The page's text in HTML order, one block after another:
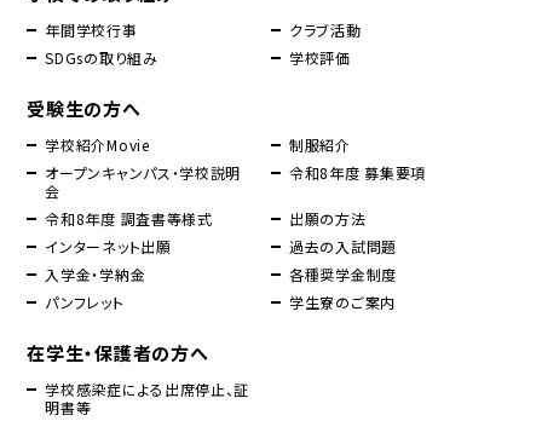
年間学校行事
クラブ活動
SDGsの取り組み
学校評価
受験生の方へ
学校紹介Movie
制服紹介
オープンキャンパス・学校説明
会
令和8年度 募集要項
令和8年度 調査書等様式
出願の方法
インターネット出願
過去の入試問題
入学金・学納金
各種奨学金制度
パンフレット
学生寮のご案内
在学生・保護者の方へ
学校感染症による出席停止、証
明書等